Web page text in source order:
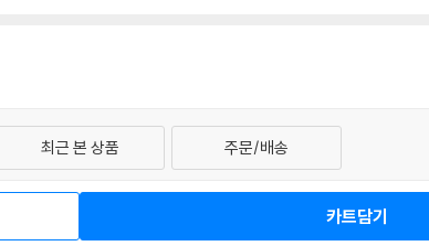
카트담기
최근 본 상품 주문/배송
6399 중고샵 1566-4295
eBook 1:1문의/채팅상담